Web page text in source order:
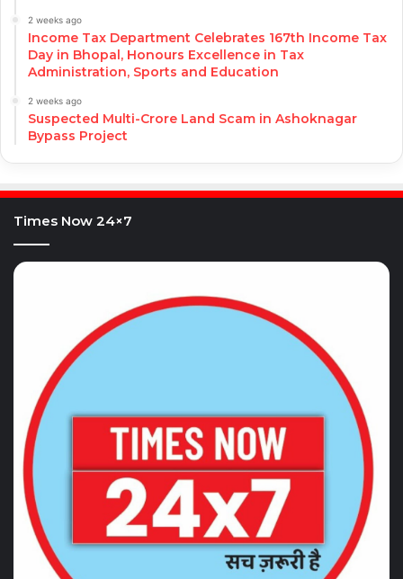
2 weeks ago
Income Tax Department Celebrates 167th Income Tax
Day in Bhopal, Honours Excellence in Tax
Administration, Sports and Education
2 weeks ago
Suspected Multi-Crore Land Scam in Ashoknagar
Bypass Project
Times Now 24×7